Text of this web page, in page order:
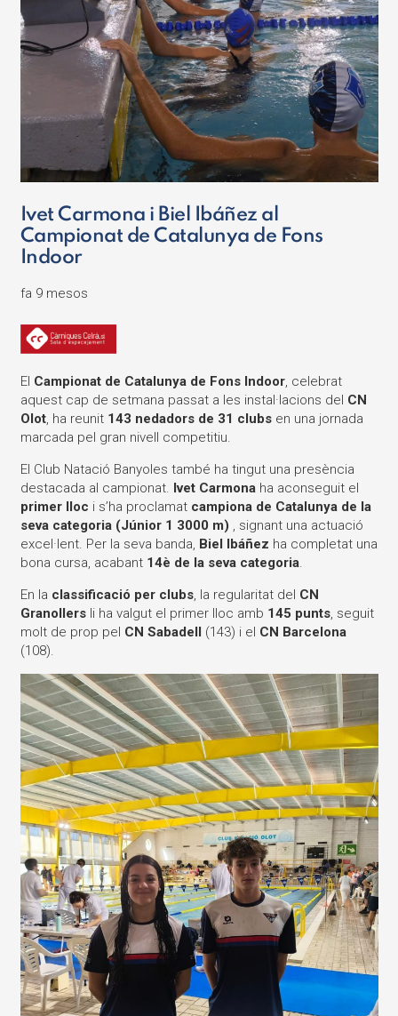
Ivet Carmona i Biel Ibáñez al
Campionat de Catalunya de Fons
Indoor
fa 9 mesos
El Campionat de Catalunya de Fons Indoor, celebrat
aquest cap de setmana passat a les instal·lacions del CN
Olot, ha reunit 143 nedadors de 31 clubsen una jornada
marcada pel gran nivell competitiu.
El Club Natació Banyoles també ha tingut una presència
destacada al campionat. Ivet Carmonaha aconseguit el
primer lloc i s’ha proclamat campiona de Catalunya de la
seva categoria (Júnior 1 3000 m) , signant una actuació
excel·lent. Per la seva banda, Biel Ibáñez ha completat una
bona cursa, acabant 14è de la seva categoria.
En la classificació per clubs, la regularitat del CN
Granollersli ha valgut el primer lloc amb 145 punts, seguit
molt de prop pel CN Sabadell (143) i el CN Barcelona
(108).